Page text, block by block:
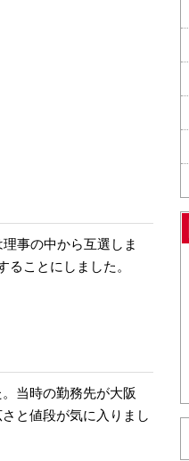
事の中から互選しま
ことにしました。
当時の勤務先が大阪
と値段が気に入りまし